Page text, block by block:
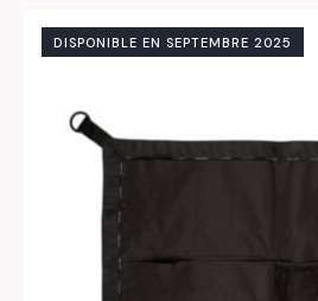
DISPONIBLE EN SEPTEMBRE 2025